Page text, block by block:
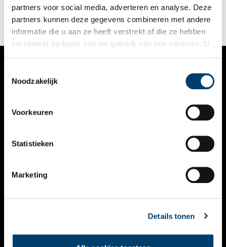
partners voor social media, adverteren en analyse. Deze
partners kunnen deze gegevens combineren met andere
informatie die u aan ze heeft verstrekt of die ze hebben
verzameld op basis van uw gebruik van hun services. U
Noodzakelijk
Voorkeuren
Statistieken
Marketing
Details tonen
VERHALEN
KALENDER
THEMA’S
VIDEO’S
CONTACT